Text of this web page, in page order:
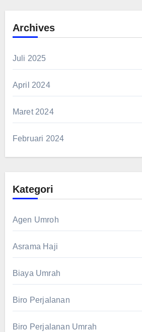
Archives
Juli 2025
April 2024
Maret 2024
Februari 2024
Kategori
Agen Umroh
Asrama Haji
Biaya Umrah
Biro Perjalanan
Biro Perjalanan Umrah